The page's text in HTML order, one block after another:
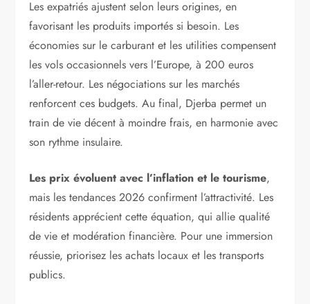
Les expatriés ajustent selon leurs origines, en
favorisant les produits importés si besoin. Les
économies sur le carburant et les utilities compensent
les vols occasionnels vers l’Europe, à 200 euros
l’aller-retour. Les négociations sur les marchés
renforcent ces budgets. Au final, Djerba permet un
train de vie décent à moindre frais, en harmonie avec
son rythme insulaire.
Les prix évoluent avec l’inflation et le tourisme,
mais les tendances 2026 confirment l’attractivité. Les
résidents apprécient cette équation, qui allie qualité
de vie et modération financière. Pour une immersion
réussie, priorisez les achats locaux et les transports
publics.